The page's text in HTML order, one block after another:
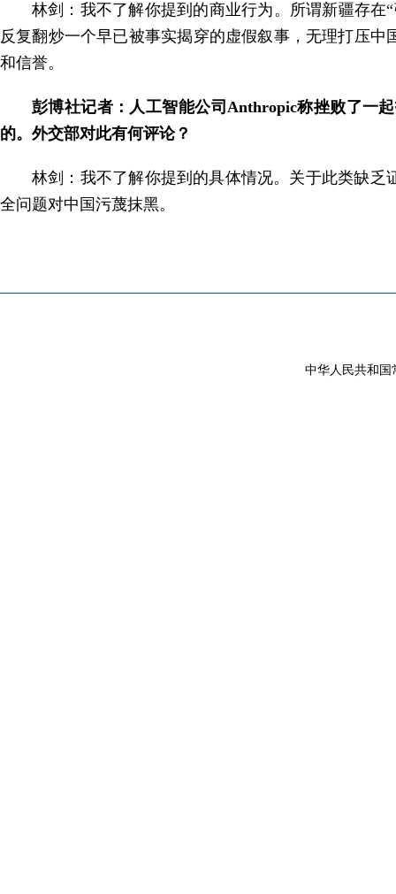
林剑：我不了解你提到的商业行为。所谓新疆存
反复翻炒一个早已被事实揭穿的虚假叙事，无理打压
和信誉。
彭博社记者：人工智能公司Anthropic称挫败了一
的。外交部对此有何评论？
林剑：我不了解你提到的具体情况。关于此类缺
全问题对中国污蔑抹黑。
中华人民共和国